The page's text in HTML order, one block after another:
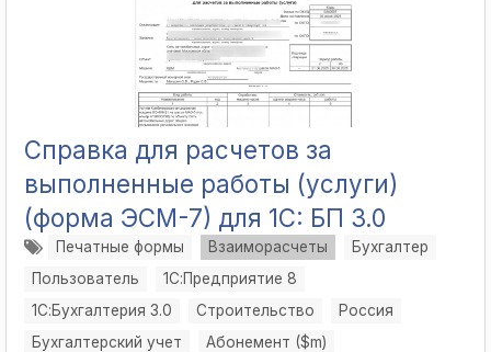
Справка для расчетов за
выполненные работы (услуги)
(форма ЭСМ-7) для 1C: БП 3.0
Печатные формы Взаиморасчеты
Бухгалтер
Пользователь
1С:Предприятие 8
1С:Бухгалтерия 3.0
Строительство
Россия
Бухгалтерский учет
Абонемент ($m)